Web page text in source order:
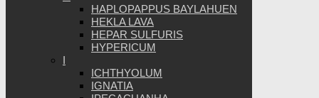
HAPLOPAPPUS BAYLAHUEN
HEKLA LAVA
HEPAR SULFURIS
HYPERICUM
I
ICHTHYOLUM
IGNATIA